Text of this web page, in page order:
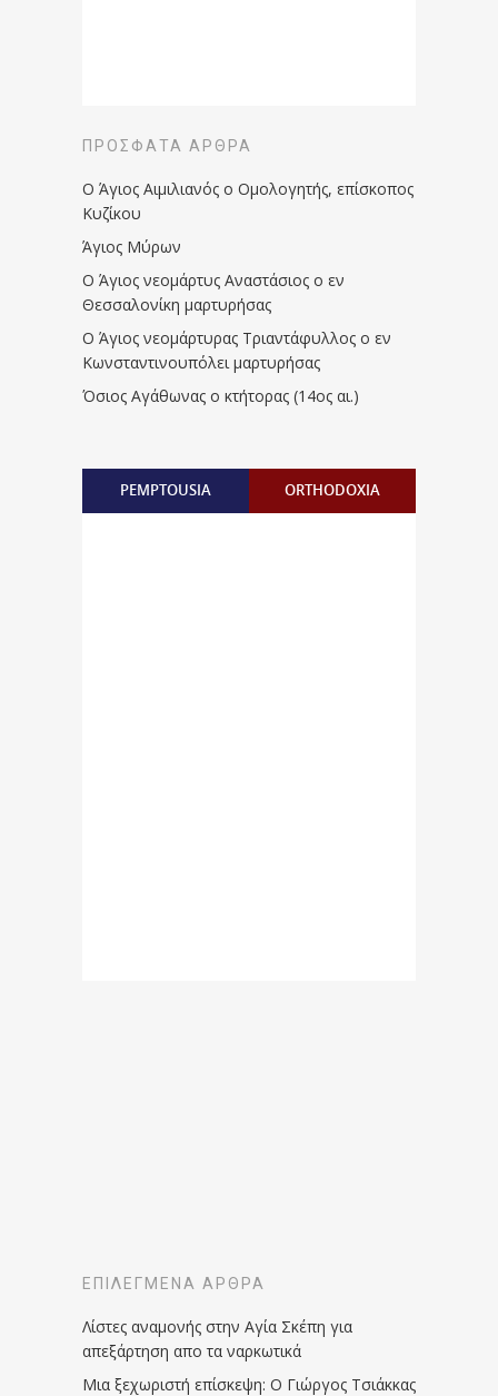
ΠΡΌΣΦΑΤΑ ΆΡΘΡΑ
Ο Άγιος Αιμιλιανός ο Ομολογητής, επίσκοπος
Κυζίκου
Άγιος Μύρων
Ο Άγιος νεομάρτυς Αναστάσιος ο εν
Θεσσαλονίκη μαρτυρήσας
Ο Άγιος νεομάρτυρας Τριαντάφυλλος ο εν
Κωνσταντινουπόλει μαρτυρήσας
Όσιος Αγάθωνας ο κτήτορας (14ος αι.)
PEMPTOUSIA ORTHODOXIA
ΕΠΙΛΕΓΜΈΝΑ ΆΡΘΡΑ
Λίστες αναμονής στην Αγία Σκέπη για
απεξάρτηση απο τα ναρκωτικά
Μια ξεχωριστή επίσκεψη: Ο Γιώργος Τσιάκκας